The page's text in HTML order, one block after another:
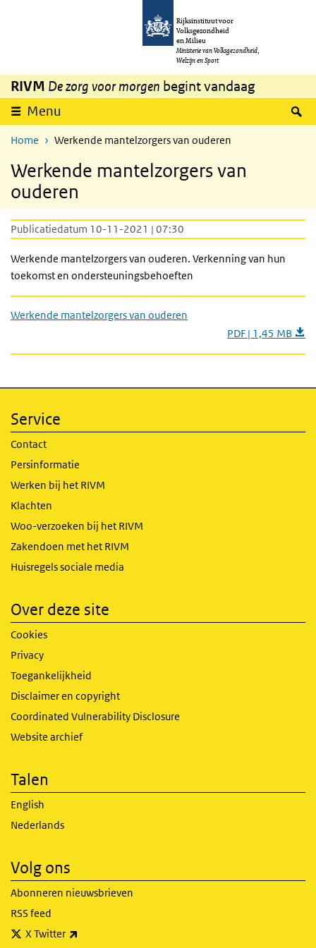
Overslaan en naar de inhoud gaan
Rijksinstituut voor
Volksgezondheid
en Milieu
Ministerie van Volksgezondheid,
Welzijn en Sport
RIVM De zorg voor morgen begint vandaag
Menu
Home Werkende mantelzorgers van ouderen
Werkende mantelzorgers van
ouderen
Publicatiedatum 10-11-2021 | 07:30
Werkende mantelzorgers van ouderen. Verkenning van hun
toekomst en ondersteuningsbehoeften
Werkende mantelzorgers van ouderen
PDF | 1,45 MB
Service
Contact
Persinformatie
Werken bij het RIVM
Klachten
Woo-verzoeken bij het RIVM
Zakendoen met het RIVM
Huisregels sociale media
Over deze site
Cookies
Privacy
Toegankelijkheid
Disclaimer en copyright
Coordinated Vulnerability Disclosure
Website archief
Talen
English
Nederlands
Volg ons
Abonneren nieuwsbrieven
RSS feed
X Twitter